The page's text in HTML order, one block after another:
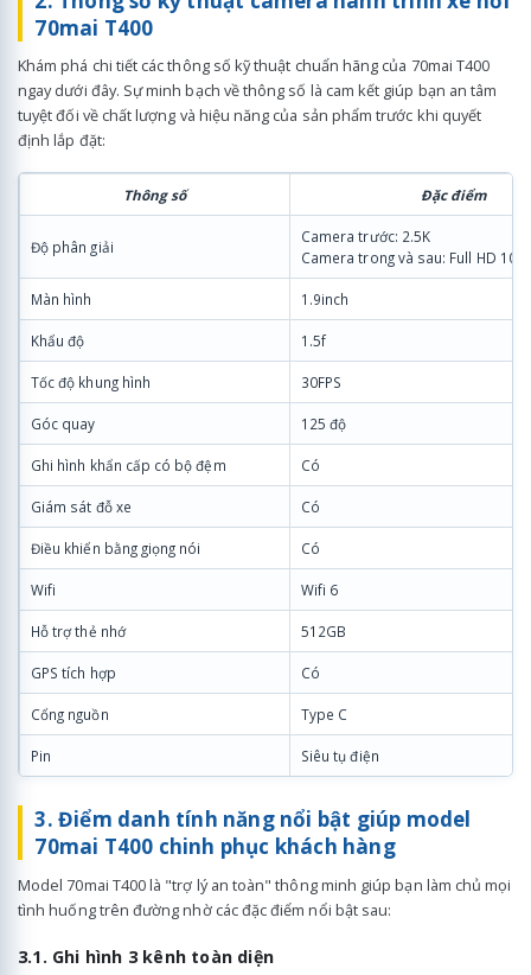
70mai T400
Khám phá chi tiết các thông số kỹ thuật chuẩn hãng của 70mai T400
ngay dưới đây. Sự minh bạch về thông số là cam kết giúp bạn an tâm
tuyệt đối về chất lượng và hiệu năng của sản phẩm trước khi quyết
định lắp đặt:
Thông số Đặc điểm
Độ phân giải
Camera trước: 2.5K
Camera trong và sau: Full HD
Màn hình 1.9inch
Khẩu độ 1.5f
Tốc độ khung hình 30FPS
Góc quay 125 độ
Ghi hình khẩn cấp có bộ đệm Có
Giám sát đỗ xe Có
Điều khiển bằng giọng nói Có
Wifi Wifi 6
Hỗ trợ thẻ nhớ 512GB
GPS tích hợp Có
Cổng nguồn Type C
Pin Siêu tụ điện
3. Điểm danh tính năng nổi bật giúp model
70mai T400 chinh phục khách hàng
Model 70mai T400 là "trợ lý an toàn" thông minh giúp bạn làm chủ mọi
tình huống trên đường nhờ các đặc điểm nổi bật sau:
3.1. Ghi hình 3 kênh toàn diện